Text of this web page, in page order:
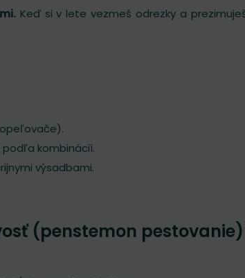
Keď si v lete vezmeš odrezky a
kombinácií.
výsadbami.
(penstemon pestovanie)